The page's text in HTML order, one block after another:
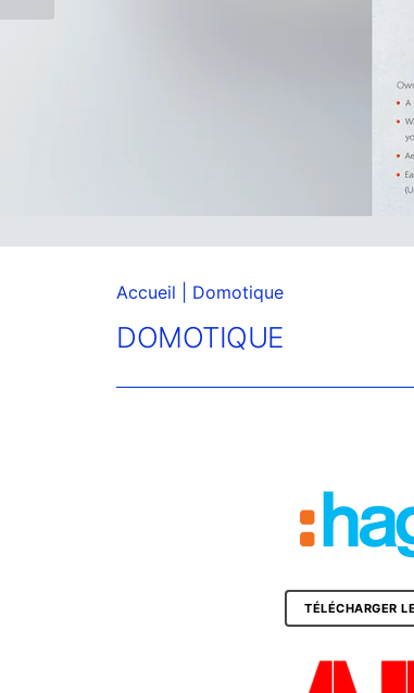
Accueil | Domotique
DOMOTIQUE
TÉLÉCHARGER